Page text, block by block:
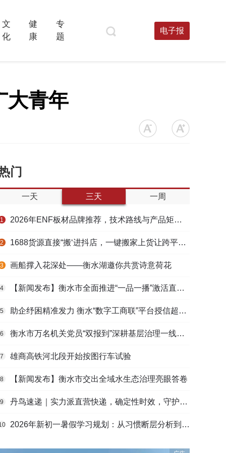
文
化
健
康
专
题
电子报
大青年
门
一天 三天 一周
1 2026年ENF板材品牌推荐，技术路线与产品矩阵梳理
2 1688货源直接“搬‘进抖店，一键搬家上货让跨平台选品不再割裂
3 画船撑入花深处——衡水湖邀你共赏诗意荷花
4 【新闻发布】衡水市全面推进“一品一播”激活直播电商发展新动能
5 助企纾困精准发力 衡水“数字工商联”平台授信超165亿元
6 衡水市万名机关党员“双报到”深耕基层治理一线观察
7 雄商高铁河北段开始按图行车试验
8 【新闻发布】衡水市交出全域水生态治理亮眼答卷
9 丹鸟速递｜实力派直营快递，确定性时效，守护高端货品寄递
2026年新初一暑假学习规划：从习惯断层分析到衔接课程选择的完整路径